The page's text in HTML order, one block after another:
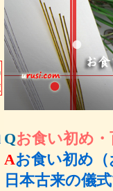
Qお食い初め
Aお食い初め
日本古来の儀